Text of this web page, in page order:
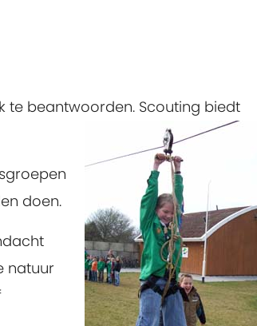
te beantwoorden. Scouting biedt
doen.
natuur